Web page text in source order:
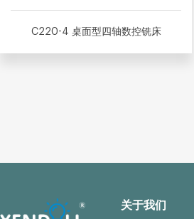
C220-4 桌面型四轴数控铣床
关于我们